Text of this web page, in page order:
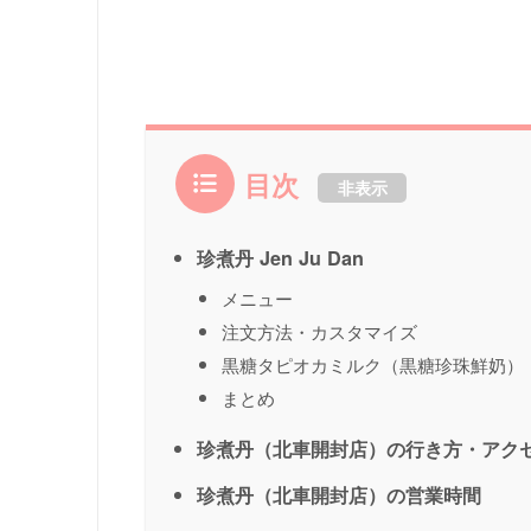
目次 非表示
珍煮丹 Jen Ju Dan
メニュー
注文方法・カスタマイズ
黒糖タピオカミルク（黒糖珍珠鮮奶）
まとめ
珍煮丹（北車開封店）の行き方・アク
珍煮丹（北車開封店）の営業時間